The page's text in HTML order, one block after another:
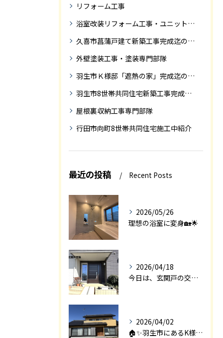
リフォーム工事
浴室改装リフォーム工事・ユニットバス専門部隊
久喜市菖蒲戸建て新築工事完成迄の紹介
外壁塗装工事・塗装専門部隊
羽生市Ｋ様邸「遮熱の家」完成迄の紹介です
羽生市8世帯共同住宅新築工事完成迄の紹介
屋根裏収納工事専門部隊
行田市向町8世帯共同住宅施工中紹介
最近の投稿 Recent Posts
2026/05/26
理想の浴室に変身🏡🌟
2026/04/18
今日は、玄関戸の交換工事をご紹介します🚪✨。
2026/04/02
🏠✨羽生市にあるK様邸は、2008年に㈱エアロックで新築され...